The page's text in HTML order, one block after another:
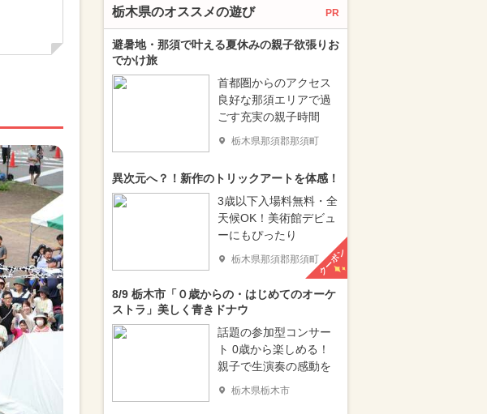
栃木県のオススメの遊び PR
避暑地・那須で叶える夏休みの親子欲張りお
でかけ旅
首都圏からのアクセス
良好な那須エリアで過
ごす充実の親子時間
栃木県那須郡那須町
異次元へ？！新作のトリックアートを体感！
3歳以下入場料無料・全
天候OK！美術館デビュ
ーにもぴったり
栃木県那須郡那須町クーポン
8/9 栃木市「０歳からの・はじめてのオーケ
ストラ」美しく青きドナウ
話題の参加型コンサー
ト 0歳から楽しめる！
親子で生演奏の感動を
栃木県栃木市